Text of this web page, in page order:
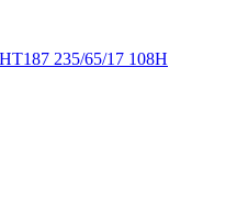
235/65/17 108H